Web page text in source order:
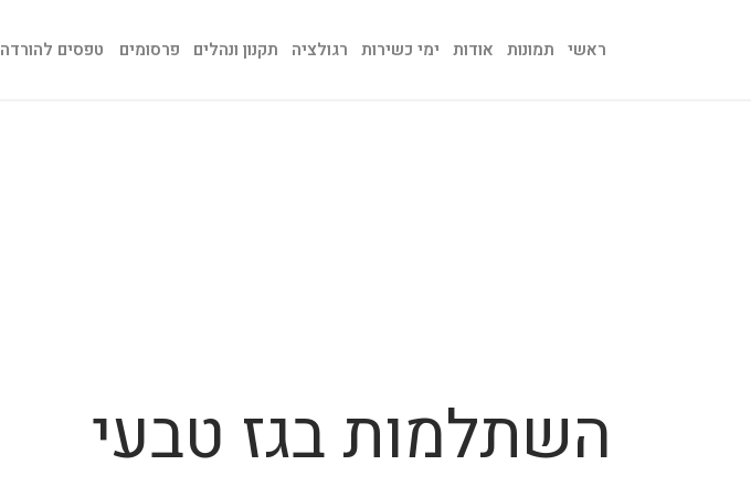
ראשי תמונות אודות ימי כשירות רגולציה תקנון ונהלים פרסומים טפסים להורדה
השתלמות בגז טבעי